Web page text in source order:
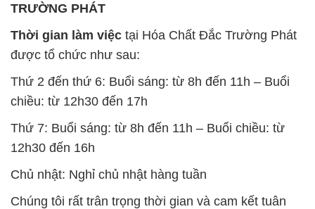
TRƯỜNG PHÁT
Thời gian làm việc tại Hóa Chất Đắc Trường Phát
được tổ chức như sau:
Thứ 2 đến thứ 6: Buổi sáng: từ 8h đến 11h – Buổi
chiều: từ 12h30 đến 17h
Thứ 7: Buổi sáng: từ 8h đến 11h – Buổi chiều: từ
12h30 đến 16h
Chủ nhật: Nghỉ chủ nhật hàng tuần
Chúng tôi rất trân trọng thời gian và cam kết tuân